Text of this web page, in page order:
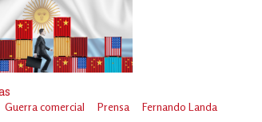
Argentina
debe
crecer
por
camino.”
Guerra comercial Prensa Fernando Landa